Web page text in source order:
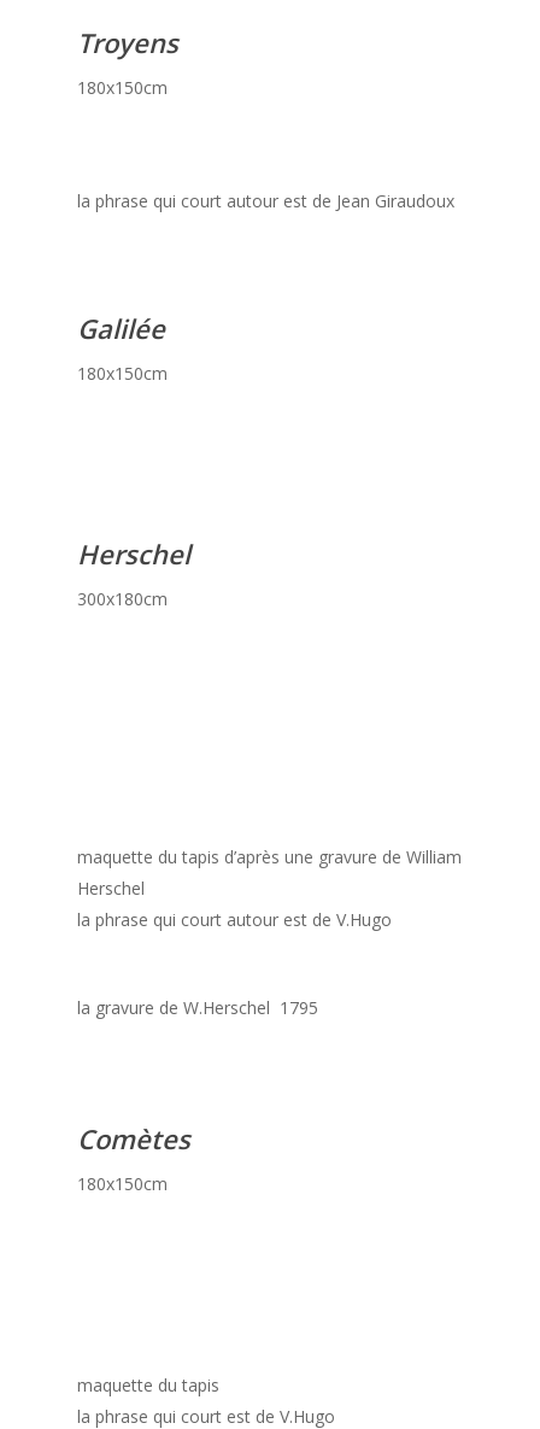
Troyens
180x150cm
la phrase qui court autour est de Jean Giraudoux
Galilée
180x150cm
Herschel
300x180cm
maquette du tapis d’après une gravure de William
Herschel
la phrase qui court autour est de V.Hugo
la gravure de W.Herschel 1795
Comètes
180x150cm
maquette du tapis
la phrase qui court est de V.Hugo